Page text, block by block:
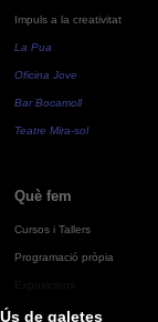
Ús de galetes
Impuls a la creativitat
La Pua
Oficina Jove
Bar Bocamoll
Teatre Mira-sol
Què fem
Cursos i Tallers
Programació pròpia